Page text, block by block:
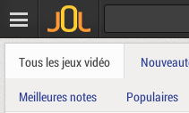
Tous les jeux vidéo
Meilleures notes Populaires